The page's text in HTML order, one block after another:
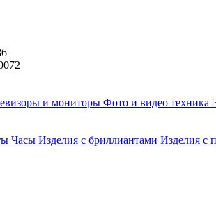
и мониторы Фото и видео техника
Часы Изделия с бриллиантами Изделия с